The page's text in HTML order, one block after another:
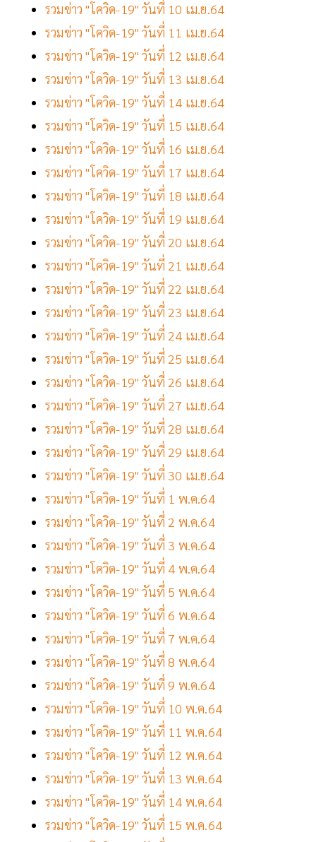
รวมข่าว "โควิด-19" วันที่ 10 เม.ย.64
รวมข่าว "โควิด-19" วันที่ 11 เม.ย.64
รวมข่าว "โควิด-19" วันที่ 12 เม.ย.64
รวมข่าว "โควิด-19" วันที่ 13 เม.ย.64
รวมข่าว "โควิด-19" วันที่ 14 เม.ย.64
รวมข่าว "โควิด-19" วันที่ 15 เม.ย.64
รวมข่าว "โควิด-19" วันที่ 16 เม.ย.64
รวมข่าว "โควิด-19" วันที่ 17 เม.ย.64
รวมข่าว "โควิด-19" วันที่ 18 เม.ย.64
รวมข่าว "โควิด-19" วันที่ 19 เม.ย.64
รวมข่าว "โควิด-19" วันที่ 20 เม.ย.64
รวมข่าว "โควิด-19" วันที่ 21 เม.ย.64
รวมข่าว "โควิด-19" วันที่ 22 เม.ย.64
รวมข่าว "โควิด-19" วันที่ 23 เม.ย.64
รวมข่าว "โควิด-19" วันที่ 24 เม.ย.64
รวมข่าว "โควิด-19" วันที่ 25 เม.ย.64
รวมข่าว "โควิด-19" วันที่ 26 เม.ย.64
รวมข่าว "โควิด-19" วันที่ 27 เม.ย.64
รวมข่าว "โควิด-19" วันที่ 28 เม.ย.64
รวมข่าว "โควิด-19" วันที่ 29 เม.ย.64
รวมข่าว "โควิด-19" วันที่ 30 เม.ย.64
รวมข่าว "โควิด-19" วันที่ 1 พ.ค.64
รวมข่าว "โควิด-19" วันที่ 2 พ.ค.64
รวมข่าว "โควิด-19" วันที่ 3 พ.ค.64
รวมข่าว "โควิด-19" วันที่ 4 พ.ค.64
รวมข่าว "โควิด-19" วันที่ 5 พ.ค.64
รวมข่าว "โควิด-19" วันที่ 6 พ.ค.64
รวมข่าว "โควิด-19" วันที่ 7 พ.ค.64
รวมข่าว "โควิด-19" วันที่ 8 พ.ค.64
รวมข่าว "โควิด-19" วันที่ 9 พ.ค.64
รวมข่าว "โควิด-19" วันที่ 10 พ.ค.64
รวมข่าว "โควิด-19" วันที่ 11 พ.ค.64
รวมข่าว "โควิด-19" วันที่ 12 พ.ค.64
รวมข่าว "โควิด-19" วันที่ 13 พ.ค.64
รวมข่าว "โควิด-19" วันที่ 14 พ.ค.64
รวมข่าว "โควิด-19" วันที่ 15 พ.ค.64